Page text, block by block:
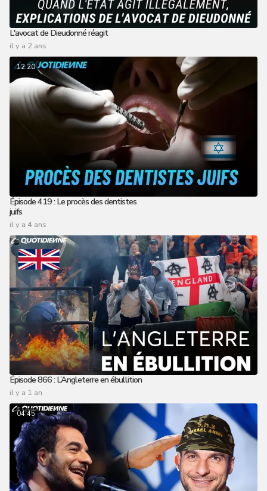
L'avocat de Dieudonné réagit
il y a 2 ans
12:20
Épisode 419 : Le procès des dentistes
juifs
il y a 4 ans
Épisode 866 : L’Angleterre en ébullition
il y a 1 an
04:45